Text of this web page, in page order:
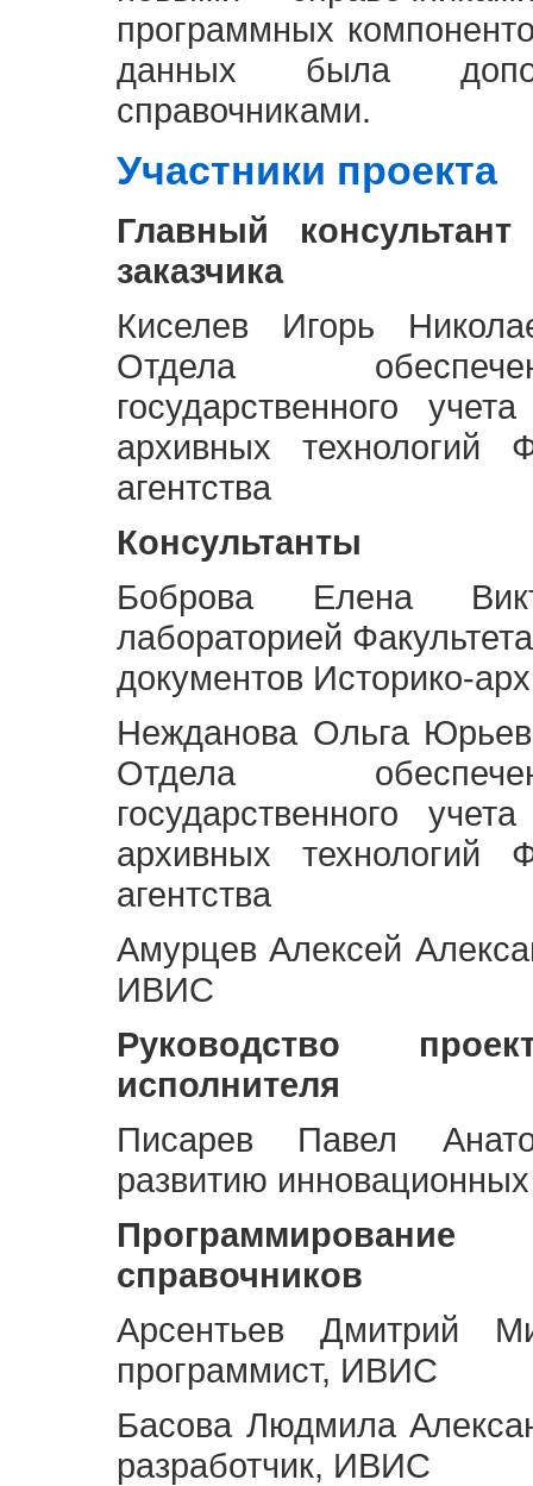
программных
данных была
справочниками.
Участники проекта
Главный
заказчика
Киселев Игорь
Отдела
государственного
архивных технологий
агентства
Консультанты
Боброва Елена
лабораторией
документов Историко-
Нежданова Ольга
Отдела
государственного
архивных технологий
агентства
Амурцев Алексей
ИВИС
Руководство
исполнителя
Писарев Павел
развитию
Программирование
справочников
Арсентьев Дмитрий
программист, ИВИС
Басова Людмила
разработчик, ИВИС